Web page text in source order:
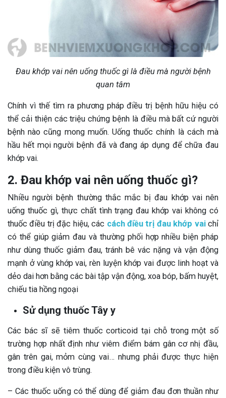
Đau khớp vai nên uống thuốc gì là điều mà người bệnh
quan tâm
Chính vì thế tìm ra phương pháp điều trị bệnh hữu hiệu có
thể cải thiện các triệu chứng bệnh là điều mà bất cứ người
bệnh nào cũng mong muốn. Uống thuốc chính là cách mà
hầu hết mọi người bệnh đã và đang áp dụng để chữa đau
khớp vai.
2. Đau khớp vai nên uống thuốc gì?
Nhiều người bệnh thường thắc mắc bị đau khớp vai nên
uống thuốc gì, thực chất tình trạng đau khớp vai không có
thuốc điều trị đặc hiệu, các cách điều trị đau khớp vaichỉ
có thể giúp giảm đau và thường phối hợp nhiều biện pháp
như dùng thuốc giảm đau, tránh bê vác nặng và vận động
mạnh ở vùng khớp vai, rèn luyện khớp vai được linh hoạt và
dẻo dai hơn bằng các bài tập vận động, xoa bóp, bấm huyệt,
chiếu tia hồng ngoại
Sử dụng thuốc Tây y
Các bác sĩ sẽ tiêm thuốc corticoid tại chỗ trong một số
trường hợp nhất định như viêm điểm bám gân cơ nhị đầu,
gân trên gai, mỏm cùng vai… nhưng phải được thực hiện
trong điều kiện vô trùng.
– Các thuốc uống có thể dùng để giảm đau đơn thuần như